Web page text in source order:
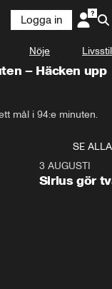
Logga in
Nöje Livsstil
– Häcken upp
mål i 94:e minuten.
SE ALLA
3 AUGUSTI
Sirius gör